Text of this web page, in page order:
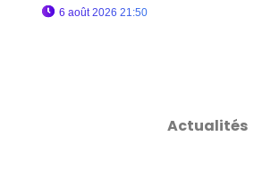
6 août 2026 21:50
Actualités